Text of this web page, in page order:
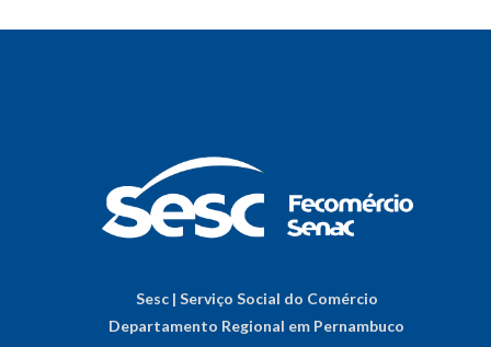
Sesc | Serviço Social do Comércio
Departamento Regional em Pernambuco